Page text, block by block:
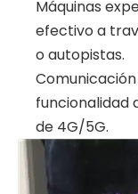
Máquinas
efectivo a
o autopistas.
funcionalidad
de 4G/5G.